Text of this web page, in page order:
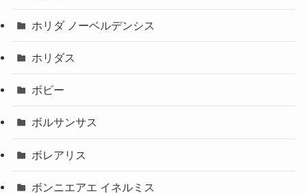
ホリダ ノーベルデンシス
ホリダス
ボビー
ボルサンサス
ボレアリス
ボンニエアエ イネルミス